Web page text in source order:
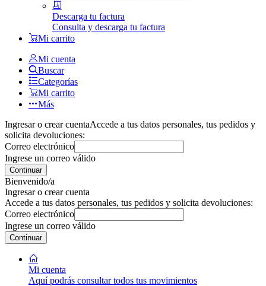
Descarga tu factura
Consulta y descarga tu factura
Mi carrito
Mi cuenta
Buscar
Categorías
Mi carrito
Más
Ingresar o crear cuentaAccede a tus datos personales, tus pedidos y
solicita devoluciones:
Correo electrónico
Ingrese un correo válido
Continuar
Bienvenido/a
Ingresar o crear cuenta
Accede a tus datos personales, tus pedidos y solicita devoluciones:
Correo electrónico
Ingrese un correo válido
Continuar
Mi cuenta
Aquí podrás consultar todos tus movimientos